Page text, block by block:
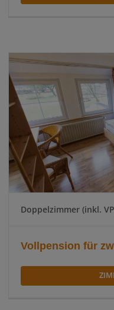
Doppelzimmer (inkl.
Vollpension für